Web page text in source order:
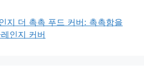
지 더 촉촉 푸드 커버: 촉촉함을
인지 커버